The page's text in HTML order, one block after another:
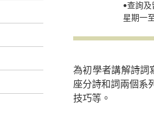
•查詢及
星期一
為初學者講解詩詞
座分詩和詞兩個系
技巧等。